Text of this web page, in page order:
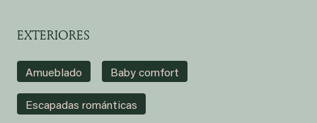
EXTERIORES
Amueblado Baby comfort
Escapadas románticas